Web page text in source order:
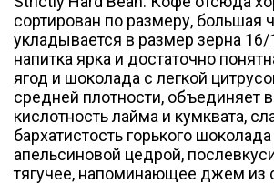
сортирован по размеру, большая
укладывается в размер зерна 16/
напитка ярка и достаточно
ягод и шоколада с легкой
средней плотности, объединяет
кислотность лайма и кумквата,
бархатистость горького шоколада
апельсиновой цедрой,
тягучее, напоминающее джем из